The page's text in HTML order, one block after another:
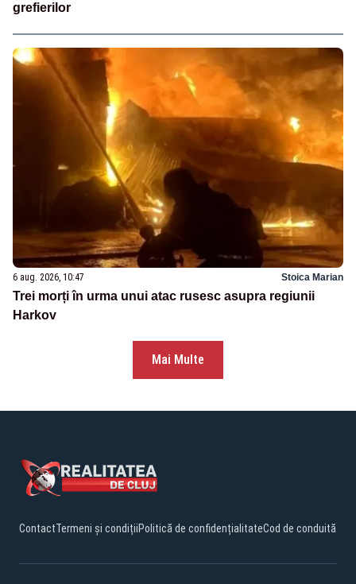
grefierilor
6 aug. 2026, 10:47 Stoica Marian
Trei morți în urma unui atac rusesc asupra regiunii
Harkov
Mai Multe
ContactTermeni și condițiiPolitică de confidențialitateCod de conduită